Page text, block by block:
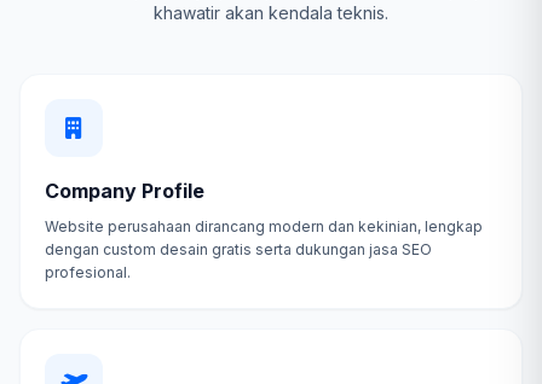
khawatir akan kendala teknis.
Company Profile
Website perusahaan dirancang modern dan kekinian, lengkap
dengan custom desain gratis serta dukungan jasa SEO
profesional.